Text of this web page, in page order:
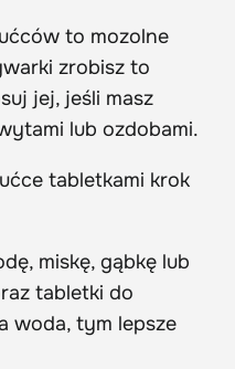
to mozolne
zrobisz to
jej, jeśli masz
lub ozdobami.
tabletkami krok
miskę, gąbkę lub
tabletki do
woda, tym lepsze